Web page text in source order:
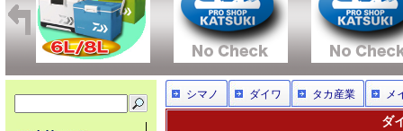
シマノ ダイワ タカ産業 メ
ダ